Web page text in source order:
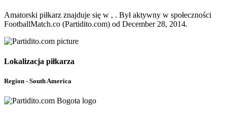
Amatorski piłkarz znajduje się w , . Był aktywny w społeczności
FootballMatch.co (Partidito.com) od December 28, 2014.
Lokalizacja piłkarza
Region - South America